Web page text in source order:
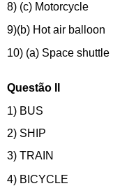
8) (c) Motorcycle
9)(b) Hot air balloon
10) (a) Space shuttle
Questão II
1) BUS
2) SHIP
3) TRAIN
4) BICYCLE